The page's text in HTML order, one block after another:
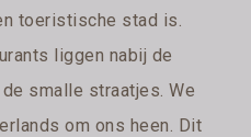
toeristische stad is.
liggen nabij de
smalle straatjes. We
om ons heen. Dit